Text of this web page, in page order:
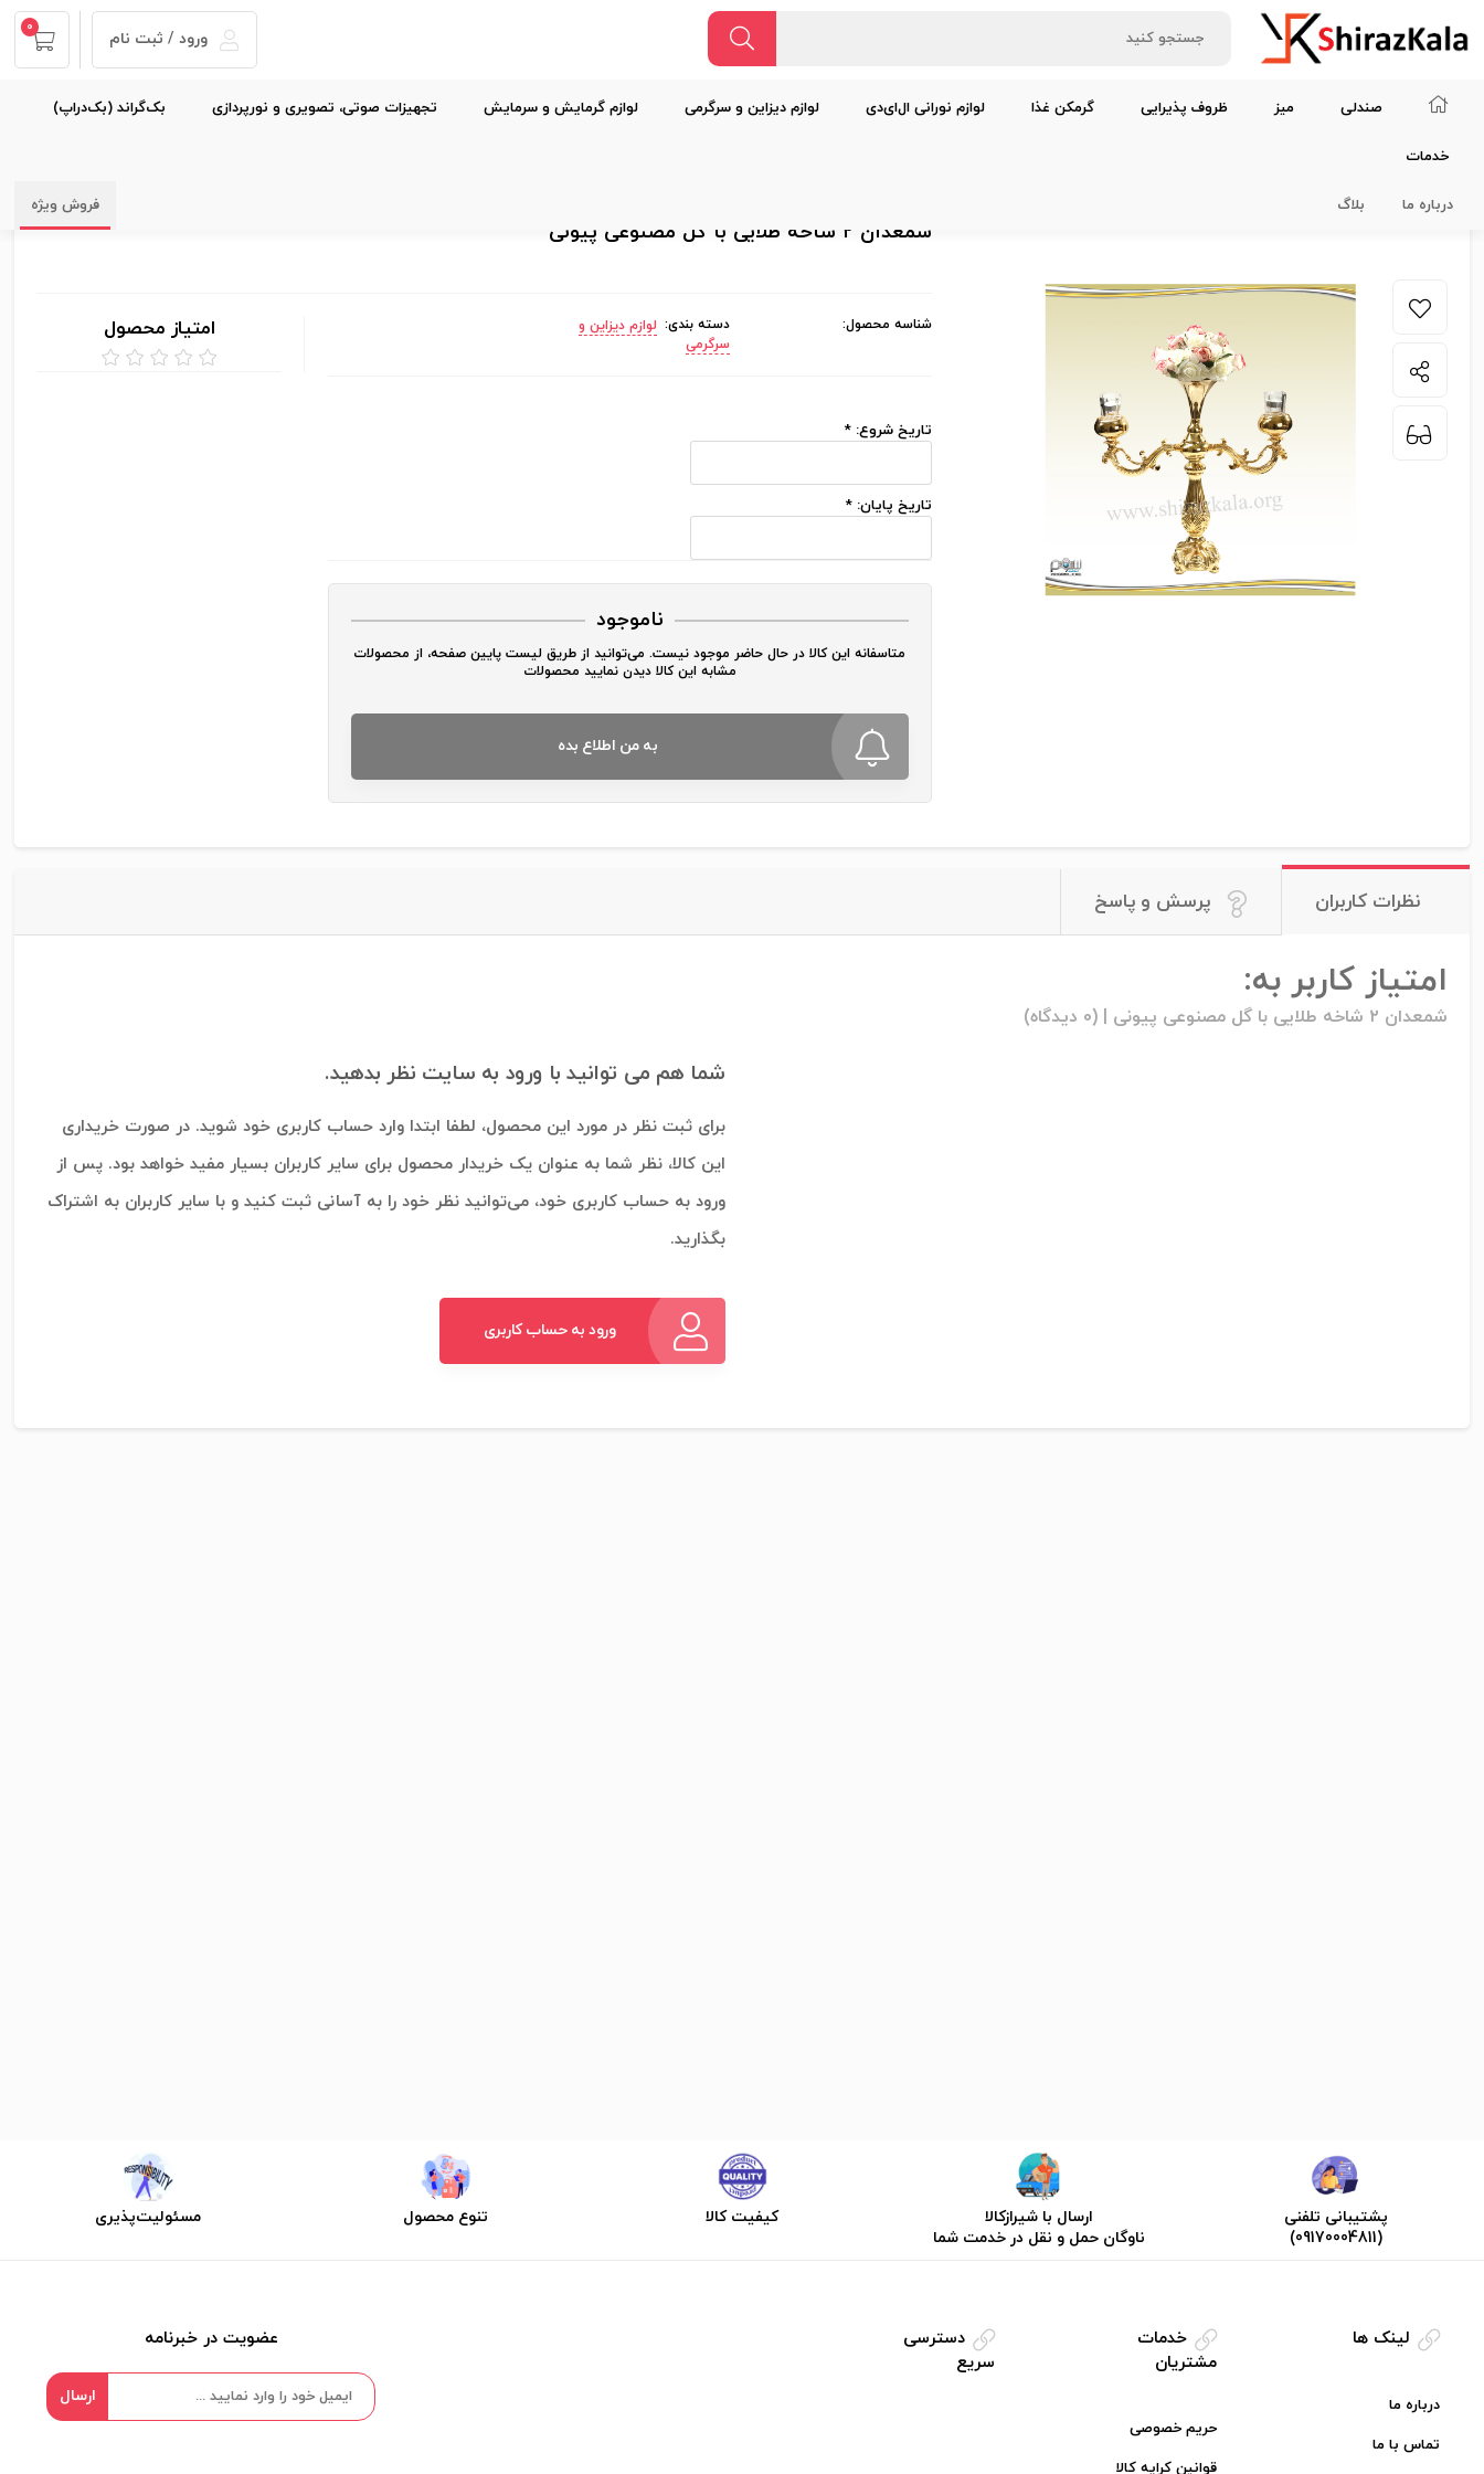
ورود / ثبت نام
0
صندلی میز ظروف پذیرایی گرمکن غذا لوازم نورانی ال‌ای‌دی لوازم دیزاین و سرگرمی لوازم گرمایش و سرمایش تجهیزات صوتی، تصویری و نورپردازی بک‌گراند (بک‌دراپ)
خدمات
درباره ما بلاگ فروش ویژه
خانه لوازم دیزاین و سرگرمی
شمعدان ۲ شاخه طلایی با گل مصنوعی پیونی
شناسه محصول: دسته بندی: لوازم دیزاین و
سرگرمی
تاریخ شروع:*
تاریخ پایان:*
ناموجود
متاسفانه این کالا در حال حاضر موجود نیست. می‌توانید از طریق لیست پایین صفحه، از محصولات
مشابه این کالا دیدن نمایید محصولات
به من اطلاع بده
امتیاز محصول
نظرات کاربران پرسش و پاسخ
امتیاز کاربر به:
شمعدان ۲ شاخه طلایی با گل مصنوعی پیونی | (0 دیدگاه)
شما هم می توانید با ورود به سایت نظر بدهید.
برای ثبت نظر در مورد این محصول، لطفا ابتدا وارد حساب کاربری خود شوید. در صورت خریداری
این کالا، نظر شما به عنوان یک خریدار محصول برای سایر کاربران بسیار مفید خواهد بود. پس از
ورود به حساب کاربری خود، می‌توانید نظر خود را به آسانی ثبت کنید و با سایر کاربران به اشتراک
بگذارید.
ورود به حساب کاربری
پشتیبانی تلفنی
(09170004811)
ارسال با شیرازکالا
ناوگان حمل و نقل در خدمت شما
کیفیت کالا تنوع محصول مسئولیت‌پذیری
لینک ها
درباره ما
تماس با ما
خدمات
مشتریان
حریم خصوصی
قوانین کرایه کالا
دسترسی
سریع
عضویت در خبرنامه
ارسال